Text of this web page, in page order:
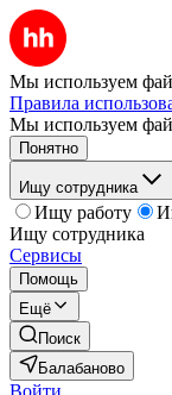
Мы используем
Правила
Мы используем
Понятно
Ищу сотрудника
Ищу работу
Ищу сотрудника
Сервисы
Помощь
Ещё
Поиск
Балабаново
Войти